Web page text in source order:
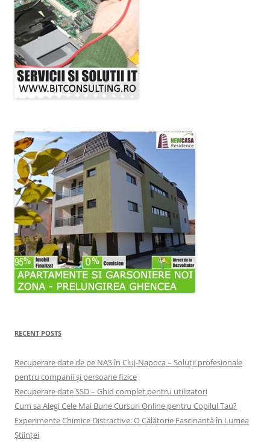
RECENT POSTS
Recuperare date de pe NAS în Cluj-Napoca – Soluții profesionale
pentru companii și persoane fizice
Recuperare date SSD – Ghid complet pentru utilizatori
Cum sa Alegi Cele Mai Bune Cursuri Online pentru Copilul Tau?
Experimente Chimice Distractive: O Călătorie Fascinantă în Lumea
Științei